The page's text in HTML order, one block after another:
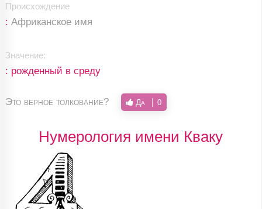
Происхождение
: Африканское имя
Значение:
: рожденный в среду
Это верное толкование? Да 0
Нумерология имени Кваку